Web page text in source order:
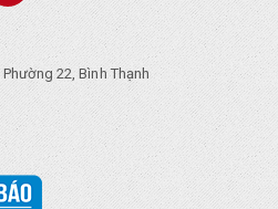
22, Bình Thạnh